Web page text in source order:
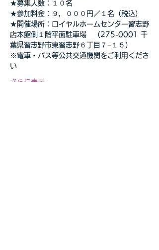
★募集人数：１０名
★参加料金：９，０００円／１名（税込）
★開催場所：ロイヤルホームセンター習志野
店本館側１階平面駐車場　（275-0001 千
葉県習志野市東習志野６丁目７−１５）
※電車・バス等公共交通機関をご利用くださ
い
さらに表示